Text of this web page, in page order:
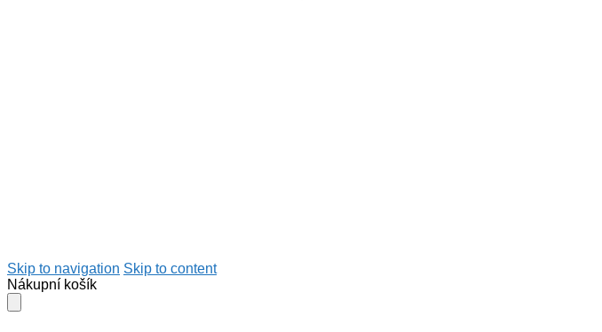
Skip to navigation Skip to content
Nákupní košík